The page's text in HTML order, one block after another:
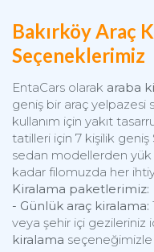
Bakırköy Araç
Seçeneklerimiz
EntaCars olarak araba
geniş bir araç yelpazesi
kullanım için yakıt
tatilleri için 7 kişilik
sedan modellerden yük
kadar filomuzda her
Kiralama paketlerimiz:
- Günlük araç kiralama:
veya şehir içi gezileriniz
kiralama seçeneğimizle